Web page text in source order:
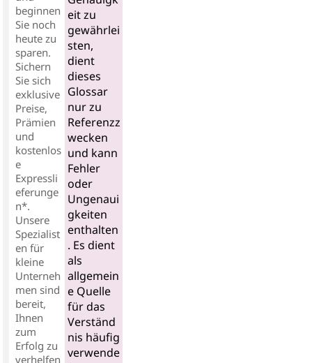
beginnen
Sie noch
heute zu
sparen.
Sichern
Sie sich
exklusive
Preise,
Prämien
und
kostenlos
e
Expressli
eferunge
n*.
Unsere
Spezialist
en für
kleine
Unterneh
men sind
bereit,
Ihnen
zum
Erfolg zu
verhelfen
eit zu
gewährlei
sten,
dient
dieses
Glossar
nur zu
Referenzz
wecken
und kann
Fehler
oder
Ungenaui
gkeiten
enthalten
. Es dient
als
allgemein
e Quelle
für das
Verständ
nis häufig
verwende